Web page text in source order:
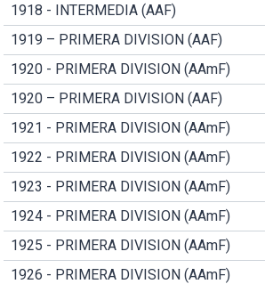
1918 - INTERMEDIA (AAF)
1919 – PRIMERA DIVISION (AAF)
1920 - PRIMERA DIVISION (AAmF)
1920 – PRIMERA DIVISION (AAF)
1921 - PRIMERA DIVISION (AAmF)
1922 - PRIMERA DIVISION (AAmF)
1923 - PRIMERA DIVISION (AAmF)
1924 - PRIMERA DIVISION (AAmF)
1925 - PRIMERA DIVISION (AAmF)
1926 - PRIMERA DIVISION (AAmF)